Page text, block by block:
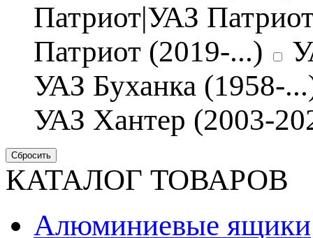
Патриот|УАЗ
Патриот (2019-...)
УАЗ Буханка (1958-
УАЗ Хантер (2003-
КАТАЛОГ ТОВАРОВ
Алюминиевые ящики